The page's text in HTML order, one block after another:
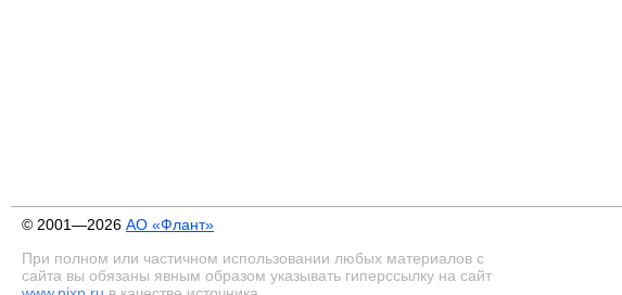
© 2001—2026 АО «Флант»
При полном или частичном использовании любых материалов с
сайта вы обязаны явным образом указывать гиперссылку на сайт